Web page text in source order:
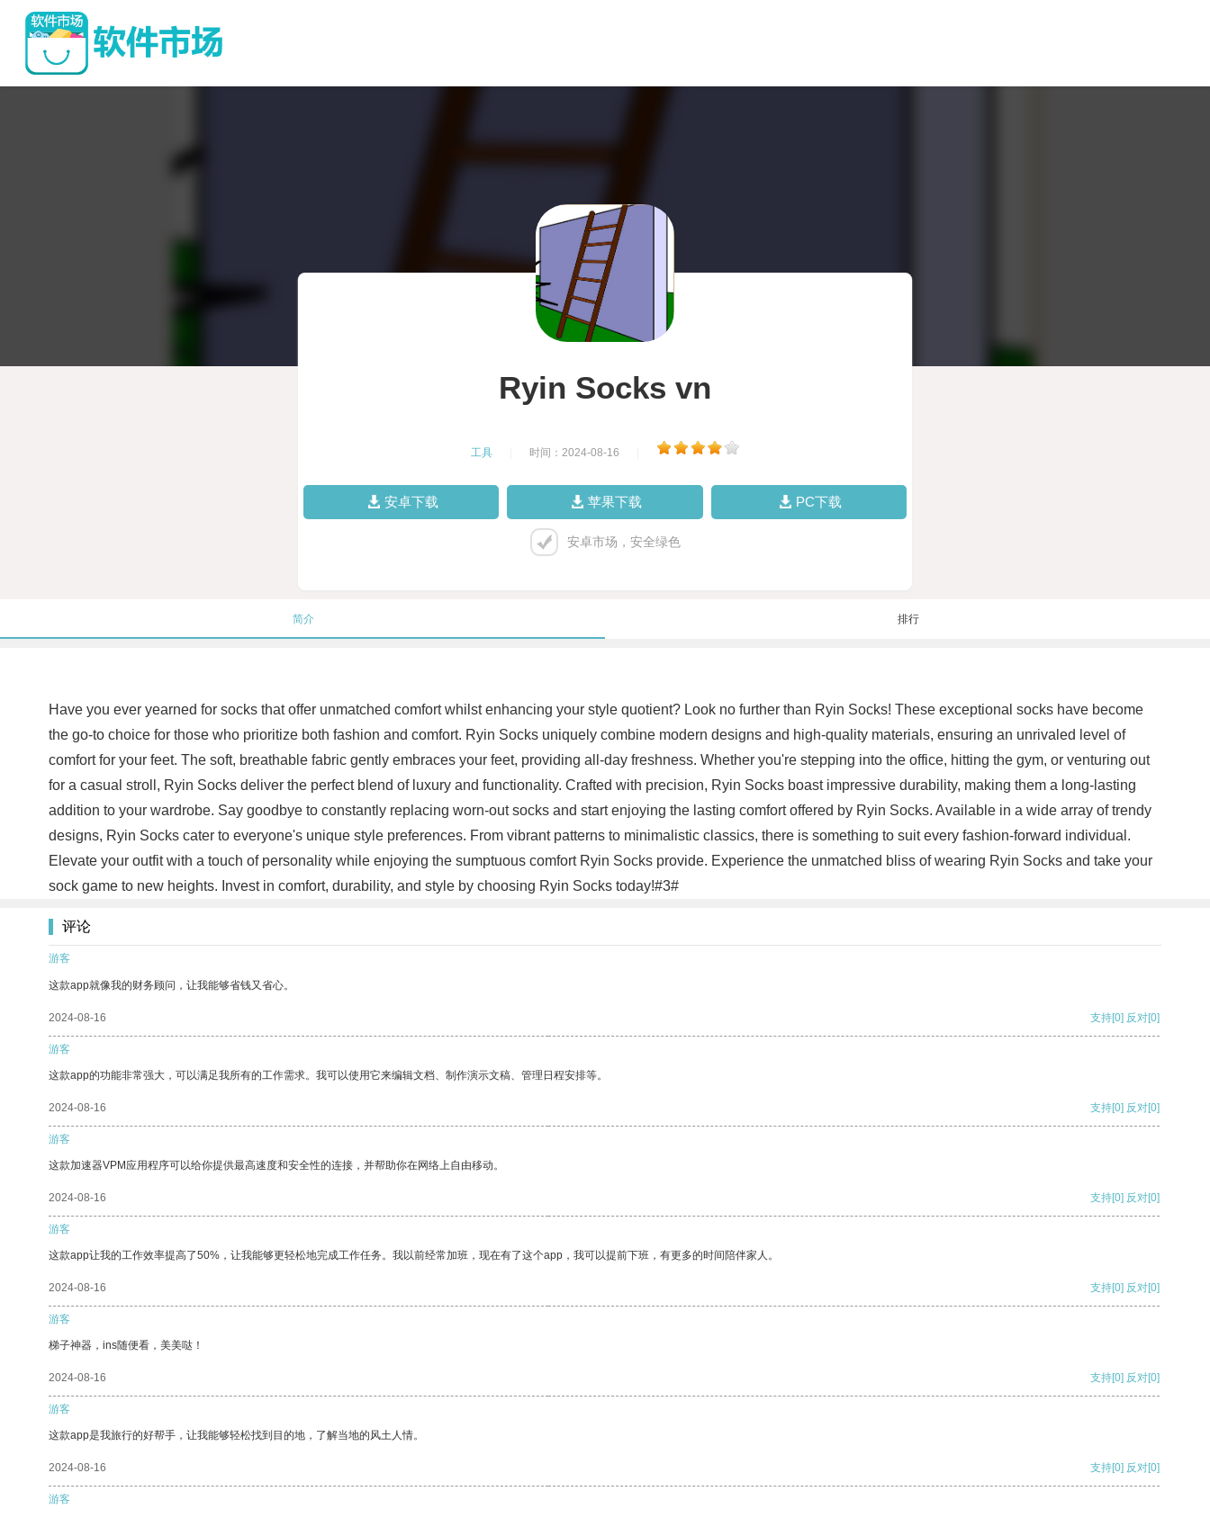
Ryin Socks vn
工具 时间：2024-08-16
安卓下载 苹果下载 PC下载
安卓市场，安全绿色
简介 排行
Have you ever yearned for socks that offer unmatched comfort whilst enhancing your style quotient? Look no further than Ryin Socks! These exceptional socks have become
the go-to choice for those who prioritize both fashion and comfort. Ryin Socks uniquely combine modern designs and high-quality materials, ensuring an unrivaled level of
comfort for your feet. The soft, breathable fabric gently embraces your feet, providing all-day freshness. Whether you're stepping into the office, hitting the gym, or venturing out
for a casual stroll, Ryin Socks deliver the perfect blend of luxury and functionality. Crafted with precision, Ryin Socks boast impressive durability, making them a long-lasting
addition to your wardrobe. Say goodbye to constantly replacing worn-out socks and start enjoying the lasting comfort offered by Ryin Socks. Available in a wide array of trendy
designs, Ryin Socks cater to everyone's unique style preferences. From vibrant patterns to minimalistic classics, there is something to suit every fashion-forward individual.
Elevate your outfit with a touch of personality while enjoying the sumptuous comfort Ryin Socks provide. Experience the unmatched bliss of wearing Ryin Socks and take your
sock game to new heights. Invest in comfort, durability, and style by choosing Ryin Socks today!#3#
评论
游客
这款app就像我的财务顾问，让我能够省钱又省心。
2024-08-16 支持[0] 反对[0]
游客
这款app的功能非常强大，可以满足我所有的工作需求。我可以使用它来编辑文档、制作演示文稿、管理日程安排等。
2024-08-16 支持[0] 反对[0]
游客
这款加速器VPM应用程序可以给你提供最高速度和安全性的连接，并帮助你在网络上自由移动。
2024-08-16 支持[0] 反对[0]
游客
这款app让我的工作效率提高了50%，让我能够更轻松地完成工作任务。我以前经常加班，现在有了这个app，我可以提前下班，有更多的时间陪伴家人。
2024-08-16 支持[0] 反对[0]
游客
梯子神器，ins随便看，美美哒！
2024-08-16 支持[0] 反对[0]
游客
这款app是我旅行的好帮手，让我能够轻松找到目的地，了解当地的风土人情。
2024-08-16 支持[0] 反对[0]
游客